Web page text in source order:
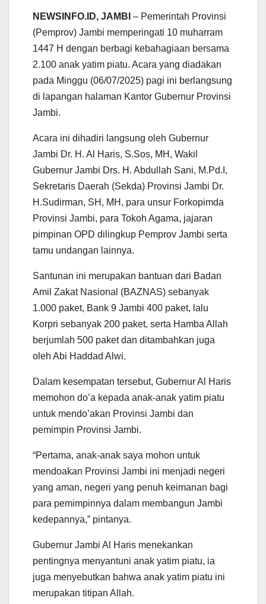
a
A
p
p
c
o
o
k
i
e
r
a
i
l
r
a
m
a
NEWSINFO.ID, JAMBI – Pemerintah Provinsi
(Pemprov) Jambi memperingati 10 muharram
1447 H dengan berbagi kebahagiaan bersama
2.100 anak yatim piatu. Acara yang diadakan
pada Minggu (06/07/2025) pagi ini berlangsung
di lapangan halaman Kantor Gubernur Provinsi
Jambi.
Acara ini dihadiri langsung oleh Gubernur
Jambi Dr. H. Al Haris, S.Sos, MH, Wakil
Gubernur Jambi Drs. H. Abdullah Sani, M.Pd.I,
Sekretaris Daerah (Sekda) Provinsi Jambi Dr.
H.Sudirman, SH, MH, para unsur Forkopimda
Provinsi Jambi, para Tokoh Agama, jajaran
pimpinan OPD dilingkup Pemprov Jambi serta
tamu undangan lainnya.
Santunan ini merupakan bantuan dari Badan
Amil Zakat Nasional (BAZNAS) sebanyak
1.000 paket, Bank 9 Jambi 400 paket, lalu
Korpri sebanyak 200 paket, serta Hamba Allah
berjumlah 500 paket dan ditambahkan juga
oleh Abi Haddad Alwi.
Dalam kesempatan tersebut, Gubernur Al Haris
memohon do’a kepada anak-anak yatim piatu
untuk mendo’akan Provinsi Jambi dan
pemimpin Provinsi Jambi.
“Pertama, anak-anak saya mohon untuk
mendoakan Provinsi Jambi ini menjadi negeri
yang aman, negeri yang penuh keimanan bagi
para pemimpinnya dalam membangun Jambi
kedepannya,” pintanya.
Gubernur Jambi Al Haris menekankan
pentingnya menyantuni anak yatim piatu, ia
juga menyebutkan bahwa anak yatim piatu ini
merupakan titipan Allah.